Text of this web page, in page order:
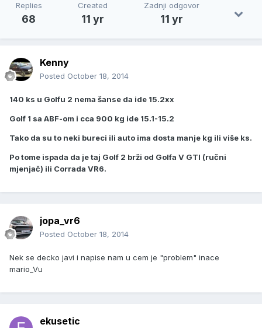
Replies
68
Created
11 yr
Zadnji odgovor
11 yr
Kenny
Posted October 18, 2014
140 ks u Golfu 2 nema šanse da ide 15.2xx
Golf 1 sa ABF-om i cca 900 kg ide 15.1-15.2
Tako da su to neki bureci ili auto ima dosta manje kg ili više ks.
Po tome ispada da je taj Golf 2 brži od Golfa V GTI (ručni
mjenjač) ili Corrada VR6.
jopa_vr6
Posted October 18, 2014
Nek se decko javi i napise nam u cem je "problem" inace
mario_Vu
ekusetic